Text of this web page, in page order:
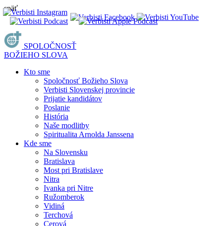
späť
SPOLOČNOSŤ
BOŽIEHO SLOVA
Kto sme
Spoločnosť Božieho Slova
Verbisti Slovenskej provincie
Prijatie kandidátov
Poslanie
História
Naše modlitby
Spiritualita Arnolda Janssena
Kde sme
Na Slovensku
Bratislava
Most pri Bratislave
Nitra
Ivanka pri Nitre
Ružomberok
Vidiná
Terchová
Cerová